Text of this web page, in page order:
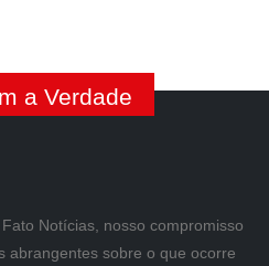
a Verdade
Notícias, nosso compromisso
abrangentes sobre o que ocorre